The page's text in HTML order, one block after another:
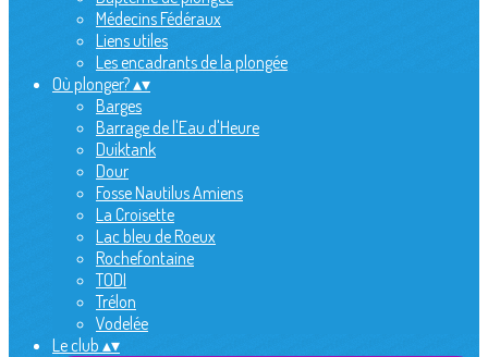
Médecins Fédéraux
Liens utiles
Les encadrants de la plongée
Où plonger?▴▾
Barges
Barrage de l'Eau d'Heure
Duiktank
Dour
Fosse Nautilus Amiens
La Croisette
Lac bleu de Roeux
Rochefontaine
TODI
Trélon
Vodelée
Le club ▴▾